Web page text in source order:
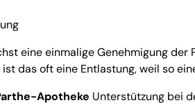
eine einmalige Genehmigung
das oft eine Entlastung, weil so
Apotheke Unterstützung bei